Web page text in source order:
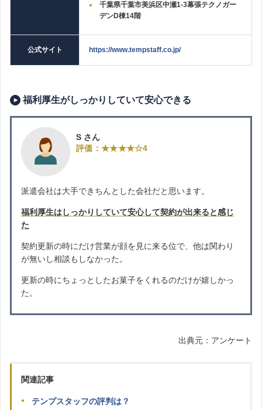
千葉県千葉市美浜区中瀬1‐3幕張テクノガー
デンD棟14階
公式サイト https://www.tempstaff.co.jp/
福利厚生がしっかりしていて安心できる
S さん
評価：★★★★☆4
派遣会社は大手できちんとした会社だと思います。
福利厚生はしっかりしていて安心して契約が出来ると感じ
た
契約更新の時にだけ営業が顔を見に来る位で、他は関わり
が無いし相談もしなかった。
更新の時にちょっとしたお菓子をくれるのだけが嬉しかっ
た。
出典元：アンケート
関連記事
テンプスタッフの評判は？